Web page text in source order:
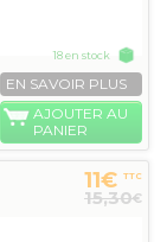
18 en stock
EN SAVOIR PLUS
AJOUTER AU
PANIER
11€ TTC
15,30€